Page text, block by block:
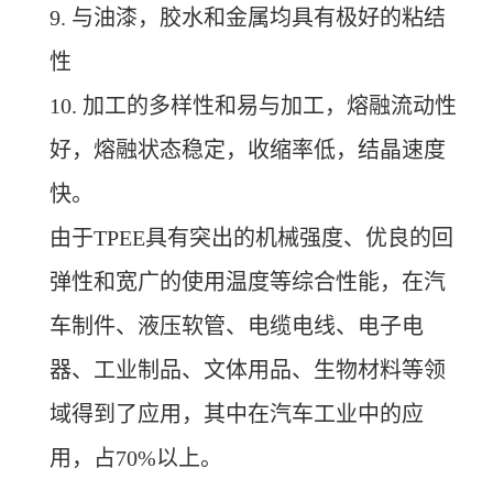
9. 与油漆，胶水和金属均具有极好的粘结
性
10. 加工的多样性和易与加工，熔融流动性
好，熔融状态稳定，收缩率低，结晶速度
快。
由于TPEE具有突出的机械强度、优良的回
弹性和宽广的使用温度等综合性能，在汽
车制件、液压软管、电缆电线、电子电
器、工业制品、文体用品、生物材料等领
域得到了应用，其中在汽车工业中的应
用，占70%以上。